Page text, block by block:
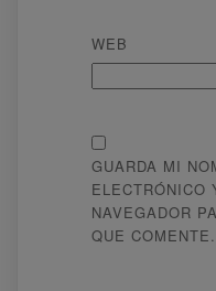
WEB
GUARDA MI
ELECTRÓNICO
NAVEGADOR
QUE COMENTE.